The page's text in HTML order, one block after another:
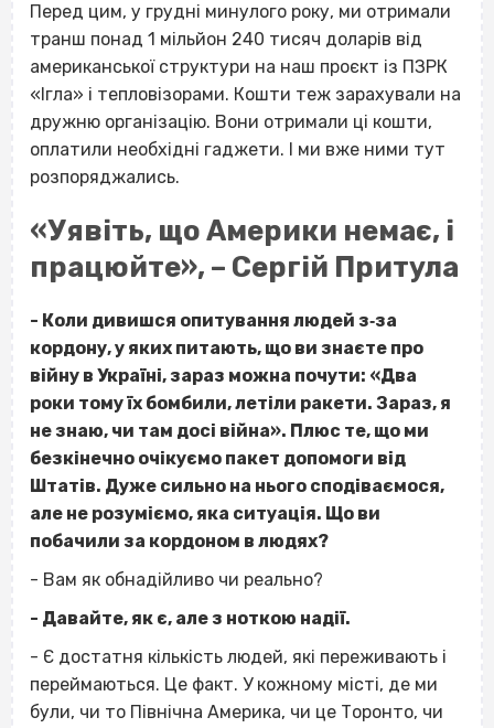
Перед цим, у грудні минулого року, ми отримали
транш понад 1 мільйон 240 тисяч доларів від
американської структури на наш проєкт із ПЗРК
«Ігла» і тепловізорами. Кошти теж зарахували на
дружню організацію. Вони отримали ці кошти,
оплатили необхідні гаджети. І ми вже ними тут
розпоряджались.
«Уявіть, що Америки немає, і
працюйте», – Сергій Притула
- Коли дивишся опитування людей з‐за
кордону, у яких питають, що ви знаєте про
війну в Україні, зараз можна почути: «Два
роки тому їх бомбили, летіли ракети. Зараз, я
не знаю, чи там досі війна». Плюс те, що ми
безкінечно очікуємо пакет допомоги від
Штатів. Дуже сильно на нього сподіваємося,
але не розуміємо, яка ситуація. Що ви
побачили за кордоном в людях?
- Вам як обнадійливо чи реально?
- Давайте, як є, але з ноткою надії.
- Є достатня кількість людей, які переживають і
переймаються. Це факт. У кожному місті, де ми
були, чи то Північна Америка, чи це Торонто, чи